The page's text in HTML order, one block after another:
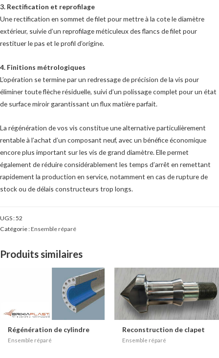
3. Rectification et reprofilage
Une rectification en sommet de filet pour mettre à la cote le diamètre
extérieur, suivie d’un reprofilage méticuleux des flancs de filet pour
restituer le pas et le profil d’origine.
4. Finitions métrologiques
L’opération se termine par un redressage de précision de la vis pour
éliminer toute flèche résiduelle, suivi d’un polissage complet pour un état
de surface miroir garantissant un flux matière parfait.
La régénération de vos vis constitue une alternative particulièrement
rentable à l’achat d’un composant neuf, avec un bénéfice économique
encore plus important sur les vis de grand diamètre. Elle permet
également de réduire considérablement les temps d’arrêt en remettant
rapidement la production en service, notamment en cas de rupture de
stock ou de délais constructeurs trop longs.
UGS :52
Catégorie :Ensemble réparé
Produits similaires
Régénération de cylindre
Ensemble réparé
Reconstruction de clapet
Ensemble réparé